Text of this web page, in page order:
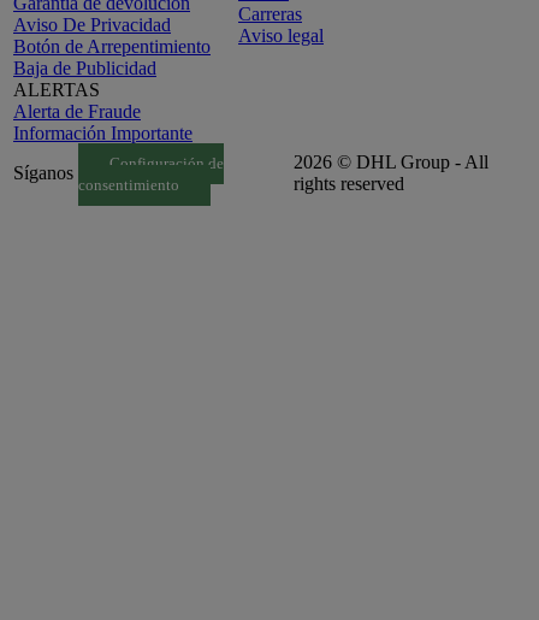
Aviso De Privacidad
Botón de Arrepentimiento
Baja de Publicidad
ALERTAS
Alerta de Fraude
Información Importante
Carreras
Aviso legal
Síganos
Configuración de
consentimiento
2026 © DHL Group - All
rights reserved